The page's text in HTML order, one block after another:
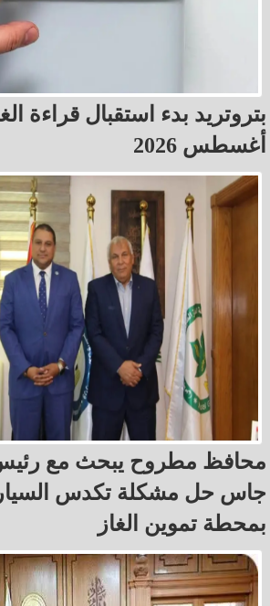
بتروتريد بدء استقبال قراءة
أغسطس 2026
محافظ مطروح يبحث مع
جاس حل مشكلة تكدس
بمحطة تموين الغاز